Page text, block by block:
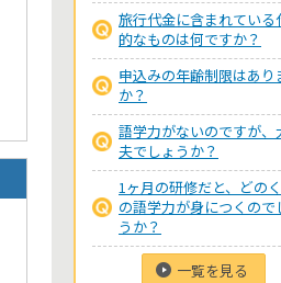
旅行代金に含まれている
的なものは何ですか？
申込みの年齢制限はあり
か？
語学力がないのですが、
夫でしょうか？
1ヶ月の研修だと、どの
の語学力が身につくので
うか？
一覧を見る